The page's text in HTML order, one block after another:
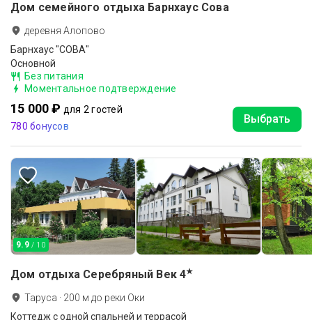
Дом семейного отдыха Барнхаус Сова
деревня Алопово
Барнхаус "СОВА"
Основной
Без питания
Моментальное подтверждение
15 000 ₽ для 2 гостей
780 бонусов
Выбрать
9.9 / 10
Дом отдыха Серебряный Век 4★
Таруса · 200 м до реки Оки
Коттедж с одной спальней и террасой